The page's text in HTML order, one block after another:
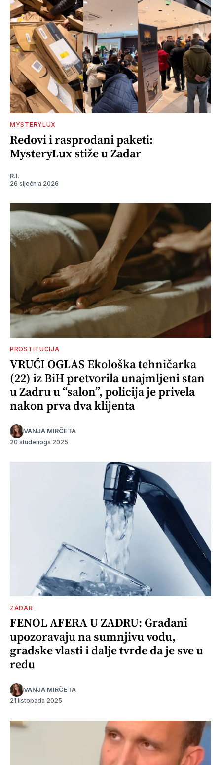
MYSTERYLUX
Redovi i rasprodani paketi:
MysteryLux stiže u Zadar
R.I.
26 siječnja 2026
PROSTITUCIJA
VRUĆI OGLAS Ekološka tehničarka
(22) iz BiH pretvorila unajmljeni stan
u Zadru u “salon”, policija je privela
nakon prva dva klijenta
VANJA MIRČETA
20 studenoga 2025
ZADAR
FENOL AFERA U ZADRU: Građani
upozoravaju na sumnjivu vodu,
gradske vlasti i dalje tvrde da je sve u
redu
VANJA MIRČETA
21 listopada 2025